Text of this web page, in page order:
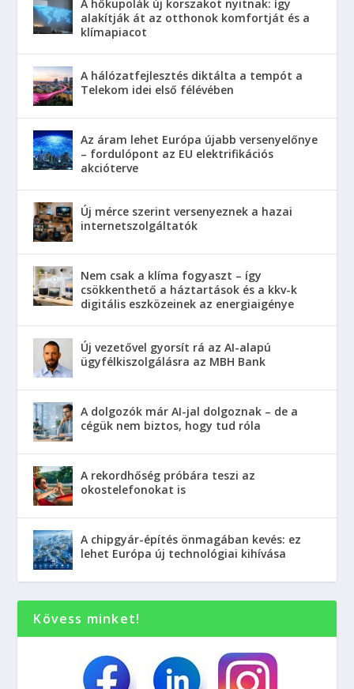
A hőkupolák új korszakot nyitnak: így
alakítják át az otthonok komfortját és a
klímapiacot
A hálózatfejlesztés diktálta a tempót a
Telekom idei első félévében
Az áram lehet Európa újabb versenyelőnye
– fordulópont az EU elektrifikációs
akcióterve
Új mérce szerint versenyeznek a hazai
internetszolgáltatók
Nem csak a klíma fogyaszt – így
csökkenthető a háztartások és a kkv-k
digitális eszközeinek az energiaigénye
Új vezetővel gyorsít rá az AI-alapú
ügyfélkiszolgálásra az MBH Bank
A dolgozók már AI-jal dolgoznak – de a
cégük nem biztos, hogy tud róla
A rekordhőség próbára teszi az
okostelefonokat is
A chipgyár-építés önmagában kevés: ez
lehet Európa új technológiai kihívása
Kövess minket!